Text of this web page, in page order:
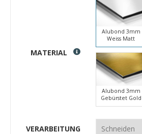
MATERIAL
Alubond 3mm
Weiss Matt
Alubond 3mm
Gebürstet Gold
VERARBEITUNG